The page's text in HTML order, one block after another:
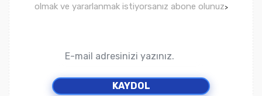
olmak ve yararlanmak istiyorsanız abone olunuz>
KAYDOL